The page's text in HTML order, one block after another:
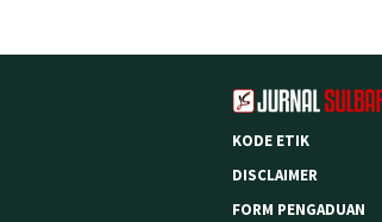
KODE ETIK
DISCLAIMER
FORM PENGADUAN